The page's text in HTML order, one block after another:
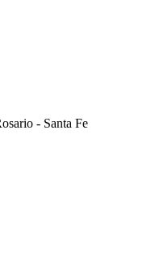
- Santa Fe